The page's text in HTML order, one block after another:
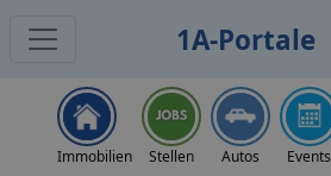
1A-Portale
Immobilien Stellen Autos Events